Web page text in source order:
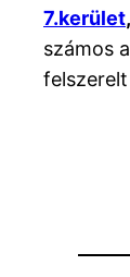
7.kerület,
számos